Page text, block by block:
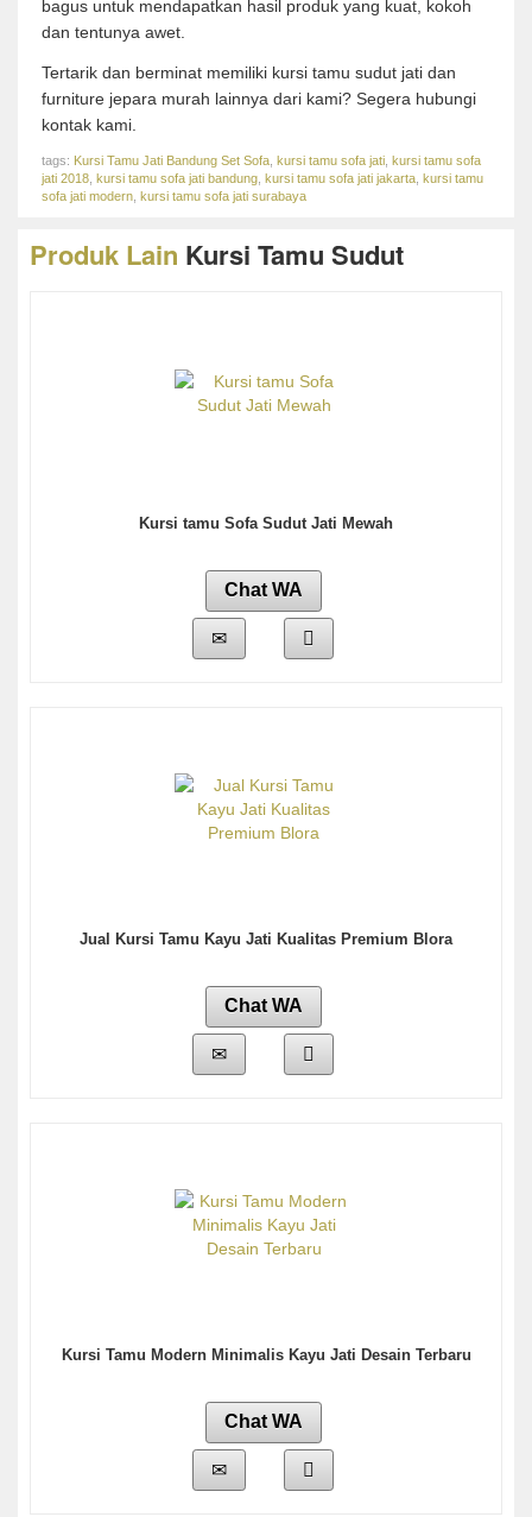
bagus untuk mendapatkan hasil produk yang kuat, kokoh
dan tentunya awet.
Tertarik dan berminat memiliki kursi tamu sudut jati dan
furniture jepara murah lainnya dari kami? Segera hubungi
kontak kami.
tags: Kursi Tamu Jati Bandung Set Sofa kursi tamu sofa jati kursi tamu sofa
jati 2018 kursi tamu sofa jati bandung kursi tamu sofa jati jakarta kursi tamu
sofa jati modern kursi tamu sofa jati surabaya
Produk Lain Kursi Tamu Sudut
Kursi tamu Sofa Sudut Jati Mewah
Chat WA
Jual Kursi Tamu Kayu Jati Kualitas Premium Blora
Chat WA
Kursi Tamu Modern Minimalis Kayu Jati Desain Terbaru
Chat WA